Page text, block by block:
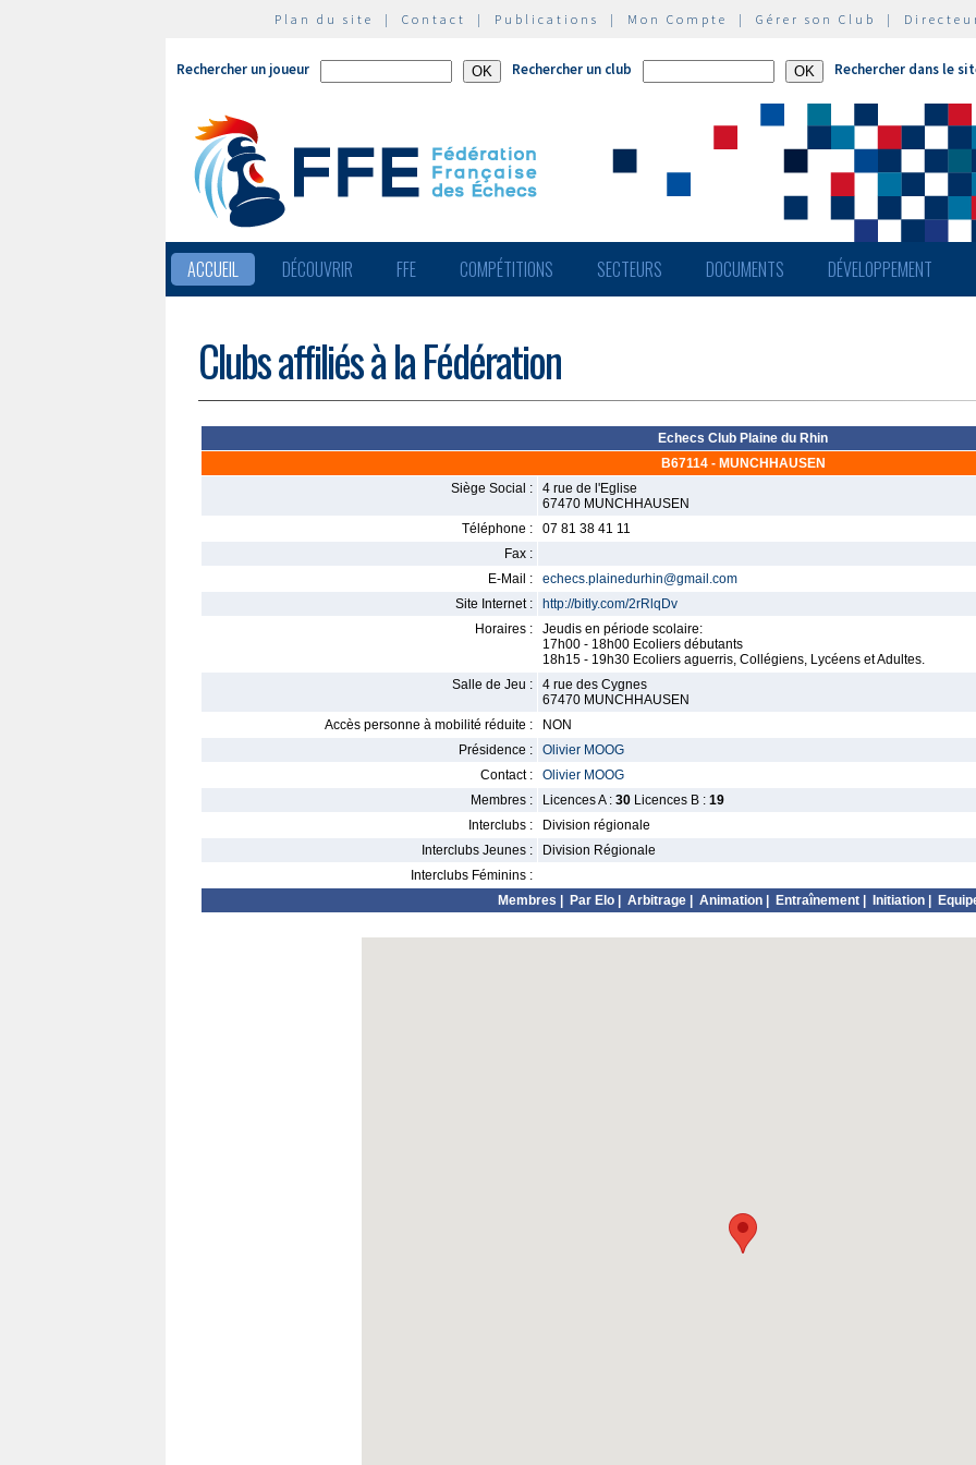
Plan du site | Contact | Publications | Mon Compte | Gérer son Club |
Rechercher un joueur Rechercher un club Rechercher dans le
ACCUEIL DÉCOUVRIR FFE COMPÉTITIONS SECTEURS DOCUMENTS DÉVELOPPEMENT
Clubs affiliés à la Fédération
Echecs Club Plaine du Rhin
B67114 - MUNCHHAUSEN
Siège Social :
4 rue de l'Eglise
67470 MUNCHHAUSEN
Téléphone :
07 81 38 41 11
Fax :
E-Mail :
echecs.plainedurhin@gmail.com
Site Internet :
http://bitly.com/2rRlqDv
Horaires :
Jeudis en période scolaire:
17h00 - 18h00 Ecoliers débutants
18h15 - 19h30 Ecoliers aguerris, Collégiens, Lycéens et Adultes.
Salle de Jeu :
4 rue des Cygnes
67470 MUNCHHAUSEN
Accès personne à mobilité réduite :
NON
Présidence :
Olivier MOOG
Contact :
Olivier MOOG
Membres :
Licences A : 30 Licences B : 19
Interclubs :
Division régionale
Interclubs Jeunes :
Division Régionale
Interclubs Féminins :
Membres
Par Elo Arbitrage Animation Entraînement Initiation